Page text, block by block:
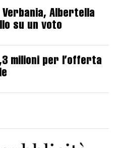
Verbania, Albertella
su un voto
milioni per l’offerta